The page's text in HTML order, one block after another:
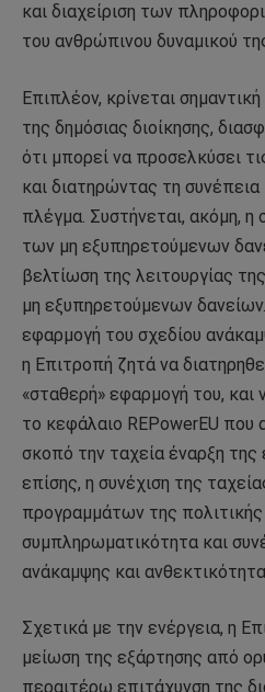
και διαχείριση των
του ανθρώπινου δυναμικού
Επιπλέον, κρίνεται
της δημόσιας διοίκησης,
ότι μπορεί να προσελκύσει
και διατηρώντας τη συνέπεια
πλέγμα. Συστήνεται, ακόμη, η
των μη εξυπηρετούμενων
βελτίωση της λειτουργίας
μη εξυπηρετούμενων
εφαρμογή του σχεδίου
η Επιτροπή ζητά να
«σταθερή» εφαρμογή του,
το κεφάλαιο REPowerEU που
σκοπό την ταχεία έναρξη της
επίσης, η συνέχιση της
προγραμμάτων της
συμπληρωματικότητα και
ανάκαμψης και
Σχετικά με την ενέργεια, η
μείωση της εξάρτησης από
περαιτέρω επιτάχυνση της